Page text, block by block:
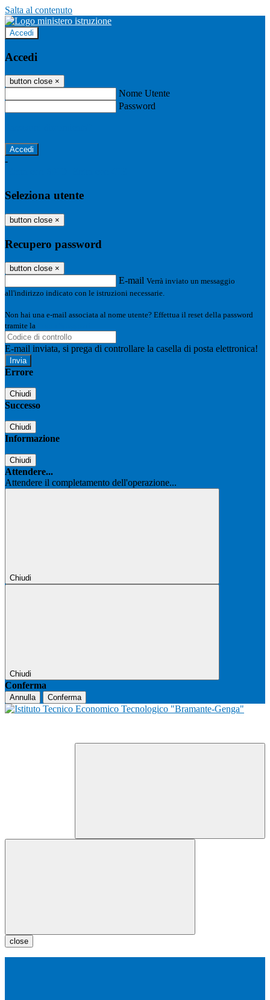
Salta al contenuto
Accedi
Accedi
button close ×
Nome Utente
Password
-
Seleziona utente
button close ×
Recupero password
button close ×
E-mail Verrà inviato un messaggio
all'indirizzo indicato con le istruzioni necessarie.
Non hai una e-mail associata al nome utente? Effettua il reset della password
tramite la
E-mail inviata, si prega di controllare la casella di posta elettronica!
Errore
Chiudi
Successo
Chiudi
Informazione
Chiudi
Attendere...
Attendere il completamento dell'operazione...
Chiudi
Chiudi
Conferma
Annulla Conferma
close